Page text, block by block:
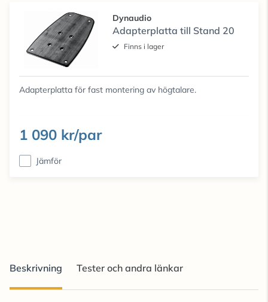
Dynaudio
Adapterplatta till Stand 20
Finns i lager
Adapterplatta för fast montering av högtalare.
1 090 kr/par
Jämför
Beskrivning Tester och andra länkar